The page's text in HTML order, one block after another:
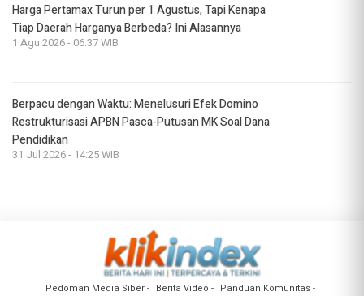
Harga Pertamax Turun per 1 Agustus, Tapi Kenapa
Tiap Daerah Harganya Berbeda? Ini Alasannya
1 Agu 2026 - 06:37 WIB
Berpacu dengan Waktu: Menelusuri Efek Domino
Restrukturisasi APBN Pasca-Putusan MK Soal Dana
Pendidikan
31 Jul 2026 - 14:25 WIB
Pedoman Media Siber Berita Video Panduan Komunitas